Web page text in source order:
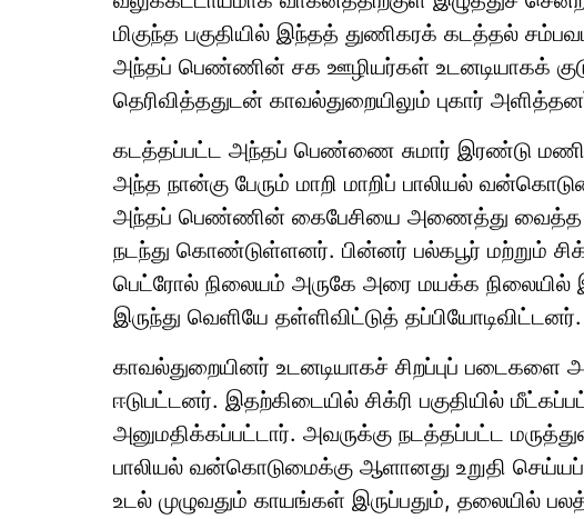
மிகுந்த பகுதியில் இந்தத் துணிகரக் கடத்தல்
அந்தப் பெண்ணின் சக ஊழியர்கள் உடனடியாகக்
தெரிவித்ததுடன் காவல்துறையிலும் புகார்
கடத்தப்பட்ட அந்தப் பெண்ணை சுமார் இரண்டு மணி
அந்த நான்கு பேரும் மாறி மாறிப் பாலியல்
அந்தப் பெண்ணின் கைபேசியை அணைத்து வைத்த
நடந்து கொண்டுள்ளனர். பின்னர் பல்கபூர் மற்றும்
பெட்ரோல் நிலையம் அருகே அரை மயக்க
இருந்து வெளியே தள்ளிவிட்டுத் தப்பியோடிவிட்டனர்.
காவல்துறையினர் உடனடியாகச் சிறப்புப்
ஈடுபட்டனர். இதற்கிடையில் சிக்ரி பகுதியில்
அனுமதிக்கப்பட்டார். அவருக்கு நடத்தப்பட்ட
பாலியல் வன்கொடுமைக்கு ஆளானது உறுதி
உடல் முழுவதும் காயங்கள் இருப்பதும், தலையில்